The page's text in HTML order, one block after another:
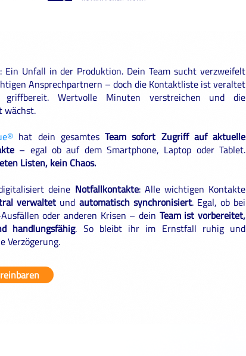
Ein Unfall in der Produktion. Dein Team sucht verzweifelt
Ansprechpartnern – doch die Kontaktliste ist veraltet
Wertvolle Minuten verstreichen und die
wächst.
hat dein gesamtesTeam sofort Zugriff auf aktuelle
– egal ob auf dem Smartphone, Laptop oder Tablet.
Listen, kein Chaos.
deine Notfallkontakte: Alle wichtigen Kontakte
verwaltet und automatisch synchronisiert. Egal, ob bei
oder anderen Krisen – dein Team ist vorbereitet,
handlungsfähig. So bleibt ihr im Ernstfall ruhig und
Verzögerung.